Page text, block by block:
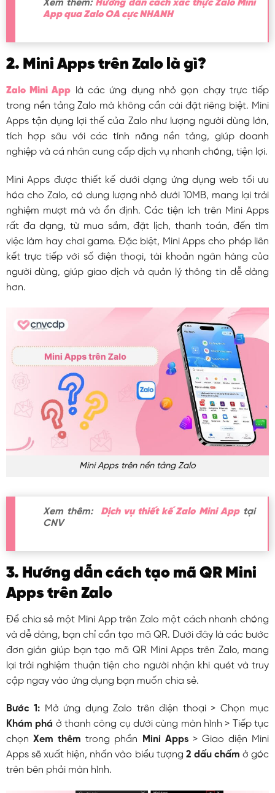
Xem thêm: Hướng dẫn cách xác thực Zalo Mini
App qua Zalo OA cực NHANH
2. Mini Apps trên Zalo là gì?
Zalo Mini App là các ứng dụng nhỏ gọn chạy trực tiếp
trong nền tảng Zalo mà không cần cài đặt riêng biệt. Mini
Apps tận dụng lợi thế của Zalo như lượng người dùng lớn,
tích hợp sâu với các tính năng nền tảng, giúp doanh
nghiệp và cá nhân cung cấp dịch vụ nhanh chóng, tiện lợi.
Mini Apps được thiết kế dưới dạng ứng dụng web tối ưu
hóa cho Zalo, có dung lượng nhỏ dưới 10MB, mang lại trải
nghiệm mượt mà và ổn định. Các tiện ích trên Mini Apps
rất đa dạng, từ mua sắm, đặt lịch, thanh toán, đến tìm
việc làm hay chơi game. Đặc biệt, Mini Apps cho phép liên
kết trực tiếp với số điện thoại, tài khoản ngân hàng của
người dùng, giúp giao dịch và quản lý thông tin dễ dàng
hơn.
Mini Apps trên nền tảng Zalo
Xem thêm: Dịch vụ thiết kế Zalo Mini Apptại
CNV
3. Hướng dẫn cách tạo mã QR Mini
Apps trên Zalo
Để chia sẻ một Mini App trên Zalo một cách nhanh chóng
và dễ dàng, bạn chỉ cần tạo mã QR. Dưới đây là các bước
đơn giản giúp bạn tạo mã QR Mini Apps trên Zalo, mang
lại trải nghiệm thuận tiện cho người nhận khi quét và truy
cập ngay vào ứng dụng bạn muốn chia sẻ.
Bước 1: Mở ứng dụng Zalo trên điện thoại > Chọn mục
Khám phá ở thanh công cụ dưới cùng màn hình > Tiếp tục
chọn Xem thêm trong phần Mini Apps> Giao diện Mini
Apps sẽ xuất hiện, nhấn vào biểu tượng 2 dấu chấm ở góc
trên bên phải màn hình.